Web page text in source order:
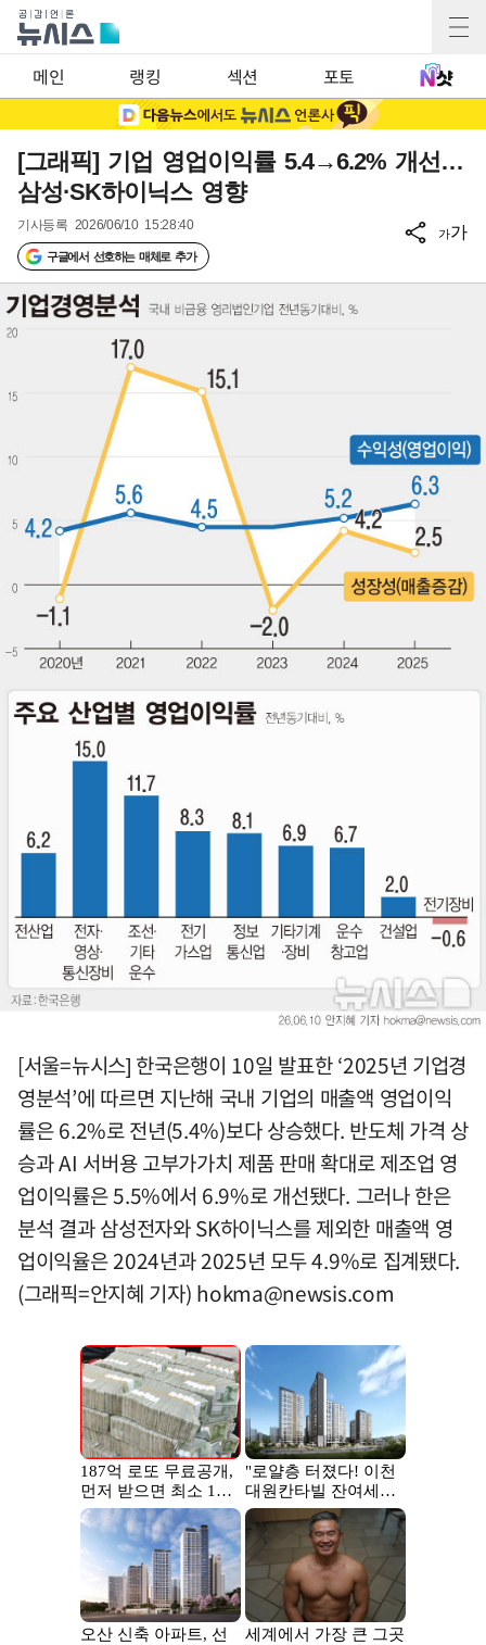
메인 랭킹 섹션 포토
[그래픽] 기업 영업이익률 5.4→6.2% 개선…
삼성·SK하이닉스 영향
기사등록 2026/06/10 15:28:40
구글에서 선호하는 매체로 추가
가가
[서울=뉴시스] 한국은행이 10일 발표한 ‘2025년 기업경
영분석’에 따르면 지난해 국내 기업의 매출액 영업이익
률은 6.2%로 전년(5.4%)보다 상승했다. 반도체 가격 상
승과 AI 서버용 고부가가치 제품 판매 확대로 제조업 영
업이익률은 5.5%에서 6.9%로 개선됐다. 그러나 한은
분석 결과 삼성전자와 SK하이닉스를 제외한 매출액 영
업이익율은 2024년과 2025년 모두 4.9%로 집계됐다.
(그래픽=안지혜 기자) hokma@newsis.com